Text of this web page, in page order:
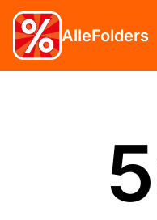
AlleFolders